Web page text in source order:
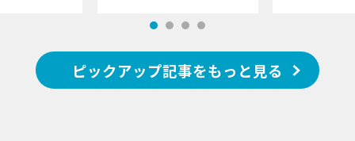
ピックアップ記事をもっと見る